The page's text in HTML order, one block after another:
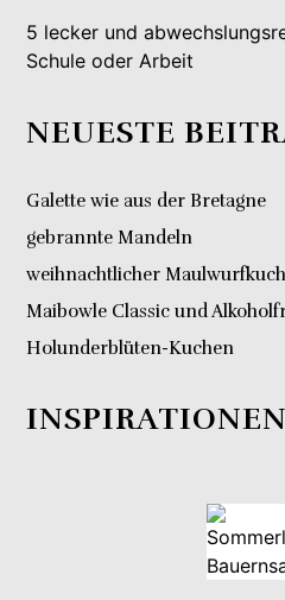
5 lecker und
Schule oder Arbeit
NEUESTE
Galette wie aus der Bretagne
gebrannte Mandeln
weihnachtlicher
Maibowle Classic und
Holunderblüten-Kuchen
INSPIRATIONEN